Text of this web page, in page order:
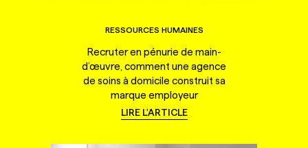
RESSOURCES HUMAINES
Recruter en pénurie de main-
d’œuvre, comment une agence
de soins à domicile construit sa
marque employeur
LIRE L'ARTICLE